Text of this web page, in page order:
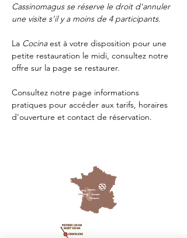
Cassinomagus se réserve le droit d'annuler
une visite s'il y a moins de 4 participants.
La Cocina est à votre disposition pour une
petite restauration le midi, consultez notre
offre sur la page se restaurer.
Consultez notre page informations
pratiques pour accéder aux tarifs, horaires
d'ouverture et contact de réservation.